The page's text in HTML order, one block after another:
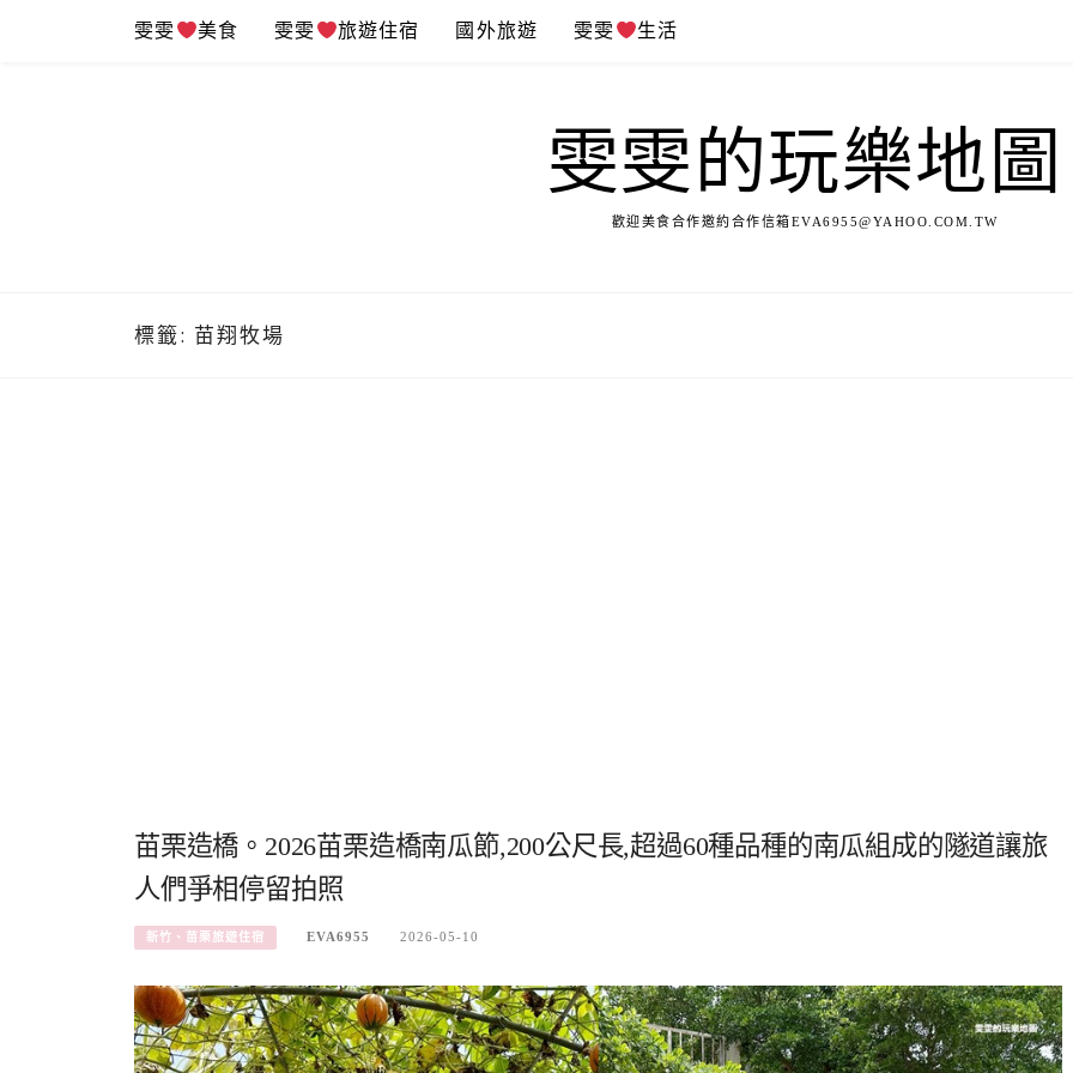
雯雯 美食 雯雯 旅遊住宿 國外旅遊 雯雯 生活
雯雯的玩樂地圖
歡迎美食合作邀約合作信箱EVA6955@YAHOO.COM.TW
標籤: 苗翔牧場
苗栗造橋。2026苗栗造橋南瓜節,200公尺長,超過60種品種的南瓜組成的隧道讓旅
人們爭相停留拍照
新竹、苗栗旅遊住宿 EVA6955 2026-05-10